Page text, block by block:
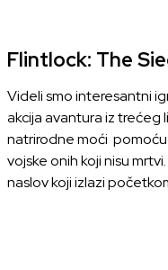
Flintlock: The
Videli smo interesantni
akcija avantura iz trećeg
natrirodne moći
vojske onih koji nisu
naslov koji izlazi